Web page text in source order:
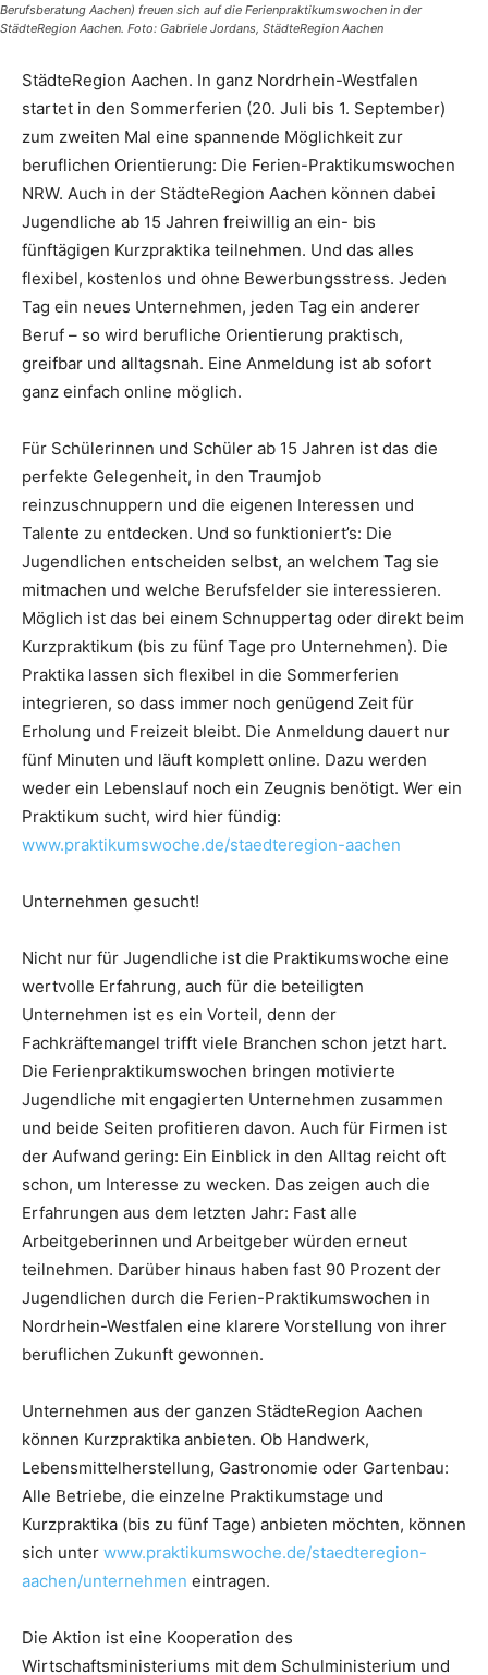
Berufsberatung Aachen) freuen sich auf die Ferienpraktikumswochen in der
StädteRegion Aachen. Foto: Gabriele Jordans, StädteRegion Aachen
StädteRegion Aachen. In ganz Nordrhein-Westfalen
startet in den Sommerferien (20. Juli bis 1. September)
zum zweiten Mal eine spannende Möglichkeit zur
beruflichen Orientierung: Die Ferien-Praktikumswochen
NRW. Auch in der StädteRegion Aachen können dabei
Jugendliche ab 15 Jahren freiwillig an ein- bis
fünftägigen Kurzpraktika teilnehmen. Und das alles
flexibel, kostenlos und ohne Bewerbungsstress. Jeden
Tag ein neues Unternehmen, jeden Tag ein anderer
Beruf – so wird berufliche Orientierung praktisch,
greifbar und alltagsnah. Eine Anmeldung ist ab sofort
ganz einfach online möglich.
Für Schülerinnen und Schüler ab 15 Jahren ist das die
perfekte Gelegenheit, in den Traumjob
reinzuschnuppern und die eigenen Interessen und
Talente zu entdecken. Und so funktioniert’s: Die
Jugendlichen entscheiden selbst, an welchem Tag sie
mitmachen und welche Berufsfelder sie interessieren.
Möglich ist das bei einem Schnuppertag oder direkt beim
Kurzpraktikum (bis zu fünf Tage pro Unternehmen). Die
Praktika lassen sich flexibel in die Sommerferien
integrieren, so dass immer noch genügend Zeit für
Erholung und Freizeit bleibt. Die Anmeldung dauert nur
fünf Minuten und läuft komplett online. Dazu werden
weder ein Lebenslauf noch ein Zeugnis benötigt. Wer ein
Praktikum sucht, wird hier fündig:
www.praktikumswoche.de/staedteregion-aachen
Unternehmen gesucht!
Nicht nur für Jugendliche ist die Praktikumswoche eine
wertvolle Erfahrung, auch für die beteiligten
Unternehmen ist es ein Vorteil, denn der
Fachkräftemangel trifft viele Branchen schon jetzt hart.
Die Ferienpraktikumswochen bringen motivierte
Jugendliche mit engagierten Unternehmen zusammen
und beide Seiten profitieren davon. Auch für Firmen ist
der Aufwand gering: Ein Einblick in den Alltag reicht oft
schon, um Interesse zu wecken. Das zeigen auch die
Erfahrungen aus dem letzten Jahr: Fast alle
Arbeitgeberinnen und Arbeitgeber würden erneut
teilnehmen. Darüber hinaus haben fast 90 Prozent der
Jugendlichen durch die Ferien-Praktikumswochen in
Nordrhein-Westfalen eine klarere Vorstellung von ihrer
beruflichen Zukunft gewonnen.
Unternehmen aus der ganzen StädteRegion Aachen
können Kurzpraktika anbieten. Ob Handwerk,
Lebensmittelherstellung, Gastronomie oder Gartenbau:
Alle Betriebe, die einzelne Praktikumstage und
Kurzpraktika (bis zu fünf Tage) anbieten möchten, können
sich unter www.praktikumswoche.de/staedteregion-
aachen/unternehmen eintragen.
Die Aktion ist eine Kooperation des
Wirtschaftsministeriums mit dem Schulministerium und